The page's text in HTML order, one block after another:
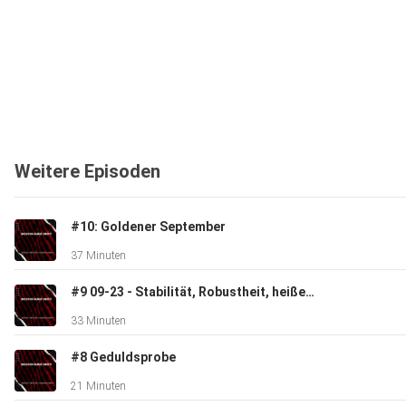
Weitere Episoden
#10: Goldener September
37 Minuten
#9 09-23 - Stabilität, Robustheit, heißer September
33 Minuten
#8 Geduldsprobe
21 Minuten